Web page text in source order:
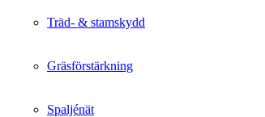
Träd- & stamskydd
Gräsförstärkning
Spaljénät